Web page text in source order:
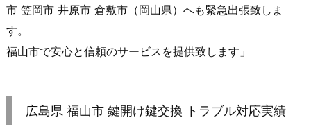
ツ
ー
S
市 笠岡市 井原市 倉敷市（岡山県）へも緊急出張致しま
す。
福山市で安心と信頼のサービスを提供致します」
広島県 福山市 鍵開け鍵交換 トラブル対応実績